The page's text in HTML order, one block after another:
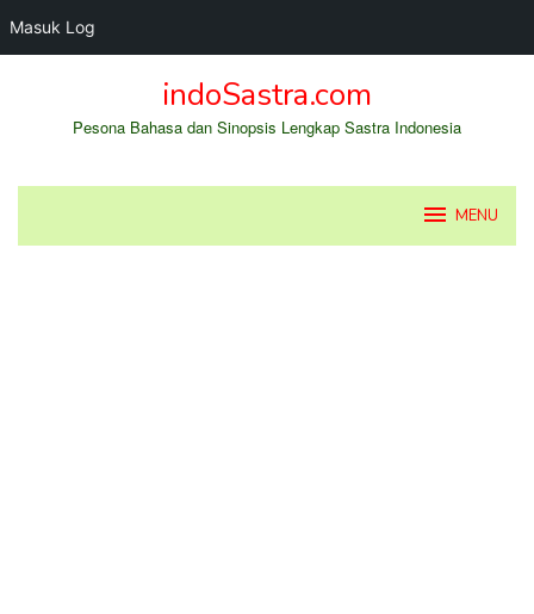
Masuk Log
indoSastra.com
Pesona Bahasa dan Sinopsis Lengkap Sastra Indonesia
MENU